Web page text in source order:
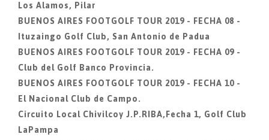
Los Alamos, Pilar
BUENOS AIRES FOOTGOLF TOUR 2019 - FECHA 08 -
Ituzaingo Golf Club, San Antonio de Padua
BUENOS AIRES FOOTGOLF TOUR 2019 - FECHA 09 -
Club del Golf Banco Provincia.
BUENOS AIRES FOOTGOLF TOUR 2019 - FECHA 10 -
El Nacional Club de Campo.
Circuito Local Chivilcoy J.P.RIBA,Fecha 1, Golf Club
LaPampa